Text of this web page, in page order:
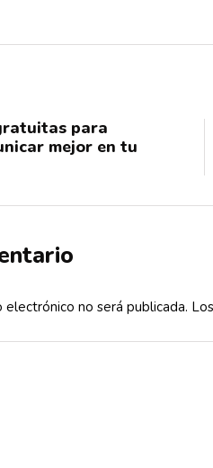
para
mejor en tu
electrónico no será publicada.